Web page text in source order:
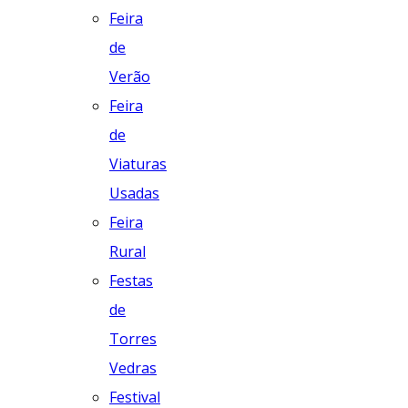
Feira
de
Verão
Feira
de
Viaturas
Usadas
Feira
Rural
Festas
de
Torres
Vedras
Festival